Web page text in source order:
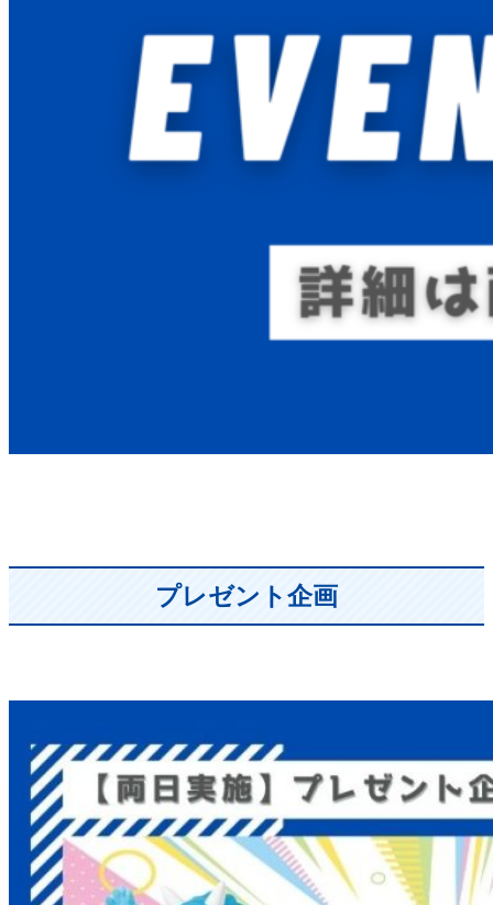
プレゼント企画